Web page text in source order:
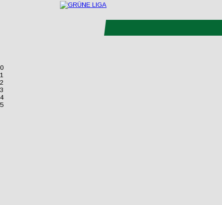
0
1
2
3
4
5